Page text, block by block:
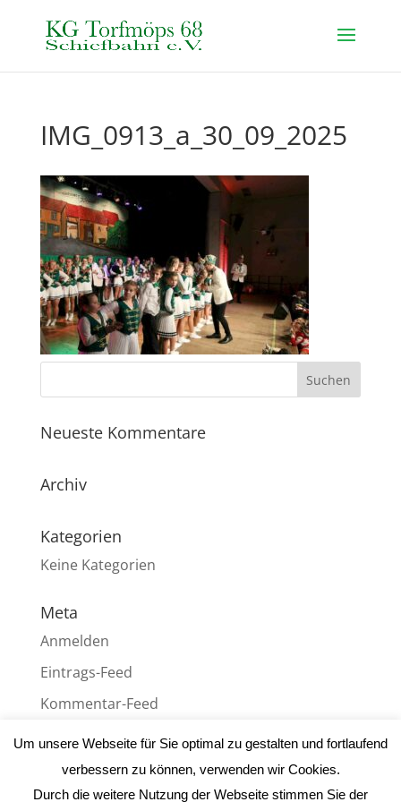
IMG_0913_a_30_09_2025
Neueste Kommentare
Archiv
Kategorien
Keine Kategorien
Meta
Anmelden
Eintrags-Feed
Kommentar-Feed
WordPress.org
Um unsere Webseite für Sie optimal zu gestalten und fortlaufend
verbessern zu können, verwenden wir Cookies.
Durch die weitere Nutzung der Webseite stimmen Sie der